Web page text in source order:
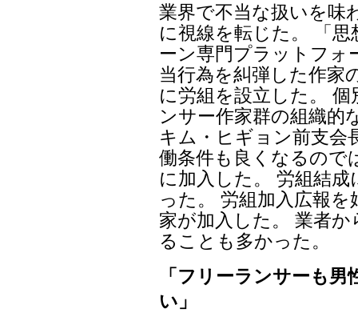
業界で不当な扱いを味
に視線を転じた。 「
ーン専門プラットフォ
当行為を糾弾した作家
に労組を設立した。
ンサー作家群の組織的
キム・ヒギョン前支会
働条件も良くなるので
に加入した。 労組結
った。 労組加入広報
家が加入した。 業者
ることも多かった。
「フリーランサーも
い」